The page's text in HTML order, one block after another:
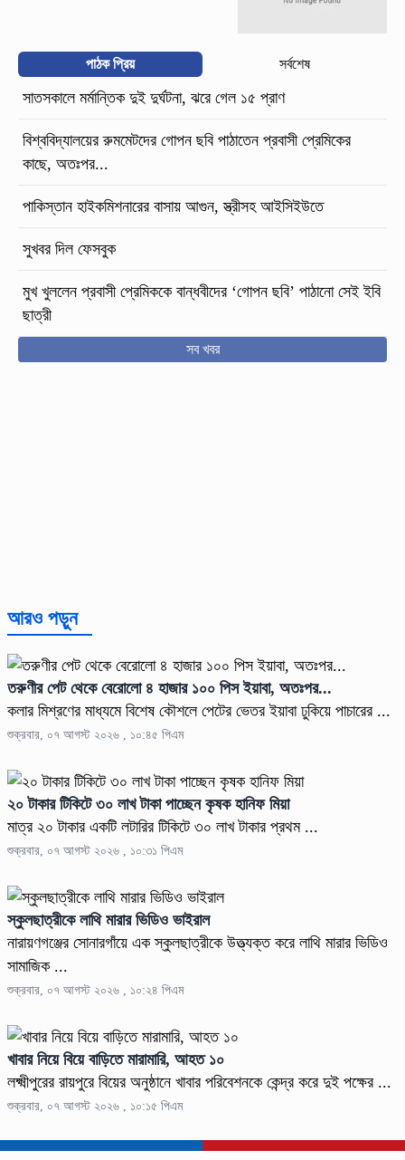
পাঠক প্রিয় সর্বশেষ
সাতসকালে মর্মান্তিক দুই দুর্ঘটনা, ঝরে গেল ১৫ প্রাণ
বিশ্ববিদ্যালয়ের রুমমেটদের গোপন ছবি পাঠাতেন প্রবাসী প্রেমিকের
কাছে, অতঃপর...
পাকিস্তান হাইকমিশনারের বাসায় আগুন, স্ত্রীসহ আইসিইউতে
সুখবর দিল ফেসবুক
মুখ খুললেন প্রবাসী প্রেমিককে বান্ধবীদের ‘গোপন ছবি’ পাঠানো সেই ইবি
ছাত্রী
সব খবর
আরও পড়ুন
তরুণীর পেট থেকে বেরোলো ৪ হাজার ১০০ পিস ইয়াবা, অতঃপর...
কলার মিশ্রণের মাধ্যমে বিশেষ কৌশলে পেটের ভেতর ইয়াবা ঢুকিয়ে পাচারের ...
শুক্রবার, ০৭ আগস্ট ২০২৬ , ১০:৪৫ পিএম
২০ টাকার টিকিটে ৩০ লাখ টাকা পাচ্ছেন কৃষক হানিফ মিয়া
মাত্র ২০ টাকার একটি লটারির টিকিটে ৩০ লাখ টাকার প্রথম ...
শুক্রবার, ০৭ আগস্ট ২০২৬ , ১০:৩১ পিএম
স্কুলছাত্রীকে লাথি মারার ভিডিও ভাইরাল
নারায়ণগঞ্জের সোনারগাঁয়ে এক স্কুলছাত্রীকে উত্ত্যক্ত করে লাথি মারার ভিডিও
সামাজিক ...
শুক্রবার, ০৭ আগস্ট ২০২৬ , ১০:২৪ পিএম
খাবার নিয়ে বিয়ে বাড়িতে মারামারি, আহত ১০
লক্ষ্মীপুরের রায়পুরে বিয়ের অনুষ্ঠানে খাবার পরিবেশনকে কেন্দ্র করে দুই পক্ষের ...
শুক্রবার, ০৭ আগস্ট ২০২৬ , ১০:১৫ পিএম